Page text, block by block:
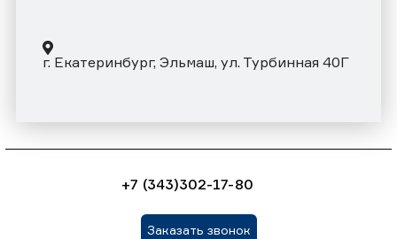
г. Екатеринбург, Эльмаш, ул. Турбинная 40Г
+7 (343)302-17-80
Заказать звонок